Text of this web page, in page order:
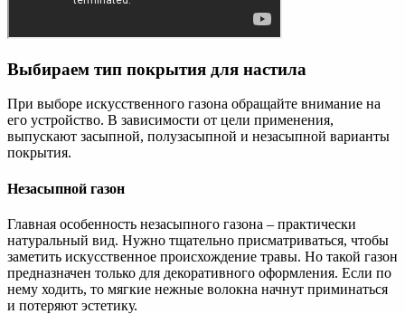
Выбираем тип покрытия для настила
При выборе искусственного газона обращайте внимание на
его устройство. В зависимости от цели применения,
выпускают засыпной, полузасыпной и незасыпной варианты
покрытия.
Незасыпной газон
Главная особенность незасыпного газона – практически
натуральный вид. Нужно тщательно присматриваться, чтобы
заметить искусственное происхождение травы. Но такой газон
предназначен только для декоративного оформления. Если по
нему ходить, то мягкие нежные волокна начнут приминаться
и потеряют эстетику.